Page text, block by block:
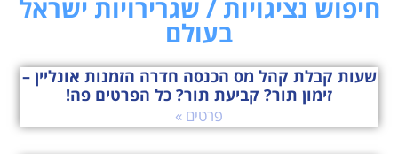
חיפוש נציגויות / שגרירויות ישראל
בעולם
שעות קבלת קהל מס הכנסה חדרה הזמנות אונליין –
זימון תור? קביעת תור? כל הפרטים פה!
פרטים »